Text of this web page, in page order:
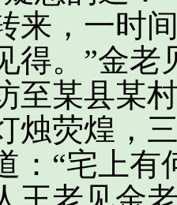
来，一时
得。”金
至某县某
烛荧煌，
：“宅上有